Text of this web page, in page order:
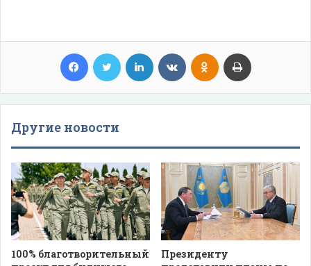
Facebook Twitter LinkedIn VKontakteOdnoklassniki
Другие новости
100% благотворительный
Президенту